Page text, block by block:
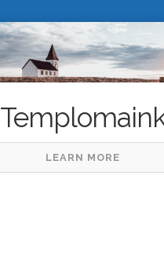
LEARN MORE